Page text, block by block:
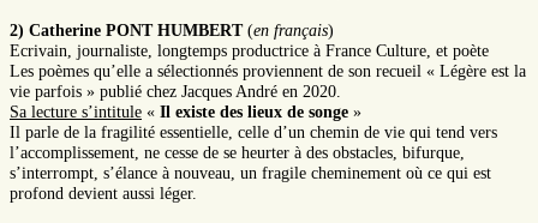
2) Catherine PONT HUMBERT(en français)
Ecrivain, journaliste, longtemps productrice à France Culture, et poète
Les poèmes qu’elle a sélectionnés proviennent de son recueil « Légère est la
vie parfois » publié chez Jacques André en 2020.
Sa lecture s’intitule « Il existe des lieux de songe »
Il parle de la fragilité essentielle, celle d’un chemin de vie qui tend vers
l’accomplissement, ne cesse de se heurter à des obstacles, bifurque,
s’interrompt, s’élance à nouveau, un fragile cheminement où ce qui est
profond devient aussi léger.